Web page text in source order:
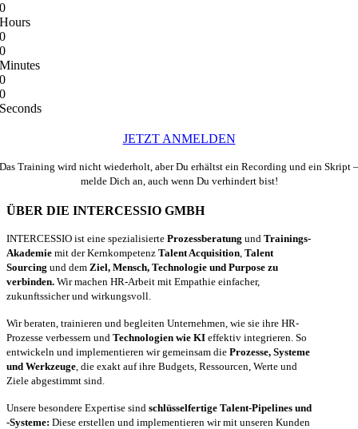
0
Hours
0
0
Minutes
0
0
Seconds
JETZT ANMELDEN
Das Training wird nicht wiederholt, aber Du erhältst ein Recording und ein Skript –
melde Dich an, auch wenn Du verhindert bist!
ÜBER DIE INTERCESSIO GMBH
INTERCESSIO ist eine spezialisierte Prozessberatung und Trainings-
Akademie mit der Kernkompetenz Talent Acquisition, Talent
Sourcing und dem Ziel, Mensch, Technologie und Purpose zu
verbinden. Wir machen HR-Arbeit mit Empathie einfacher,
zukunftssicher und wirkungsvoll.
Wir beraten, trainieren und begleiten Unternehmen, wie sie ihre HR-
Prozesse verbessern und Technologien wie KI effektiv integrieren. So
entwickeln und implementieren wir gemeinsam die Prozesse, Systeme
und Werkzeuge, die exakt auf ihre Budgets, Ressourcen, Werte und
Ziele abgestimmt sind.
Unsere besondere Expertise sind schlüsselfertige Talent-Pipelines und
-Systeme: Diese erstellen und implementieren wir mit unseren Kunden